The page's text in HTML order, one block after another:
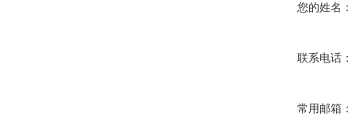
您的姓名：
联系电话：
常用邮箱：